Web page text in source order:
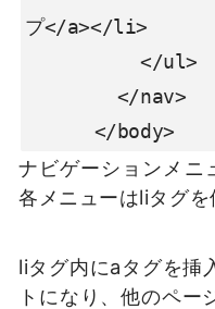
プ</a></li>
          </ul>
      </body>
ナビゲーションメニ
各メニューはliタグを
liタグ内にaタグを挿
トになり、他のペー